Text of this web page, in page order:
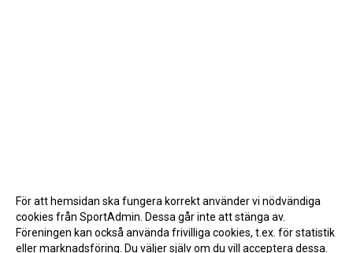
För att hemsidan ska fungera korrekt använder vi nödvändiga
cookies från SportAdmin. Dessa går inte att stänga av.
Föreningen kan också använda frivilliga cookies, t.ex. för statistik
eller marknadsföring. Du väljer själv om du vill acceptera dessa.